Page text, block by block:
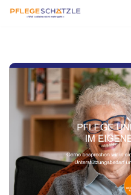
springen